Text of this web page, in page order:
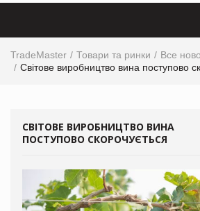
TradeMaster Товари та ринки
Все
Світове виробництво вина поступово
СВІТОВЕ ВИРОБНИЦТВО ВИНА
ПОСТУПОВО СКОРОЧУЄТЬСЯ